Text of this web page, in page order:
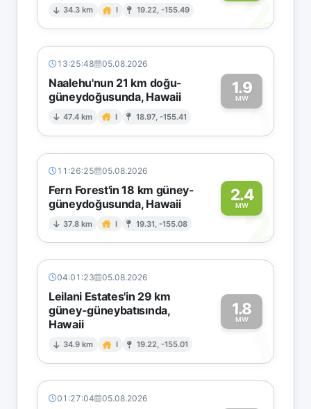
34.3 km I 19.22, -155.49 2
13:25:48 05.08.2026
Naalehu'nun 21 km doğu-
güneydoğusunda, Hawaii
47.4 km I 18.97, -155.41
1.9
MW1
11:26:25 05.08.2026
Fern Forest'in 18 km güney-
güneydoğusunda, Hawaii
37.8 km I 19.31, -155.08
2.4
MW2
04:01:23 05.08.2026
Leilani Estates'in 29 km
güney-güneybatısında,
Hawaii
34.9 km I 19.22, -155.01
1.8
MW
1
01:27:04 05.08.2026